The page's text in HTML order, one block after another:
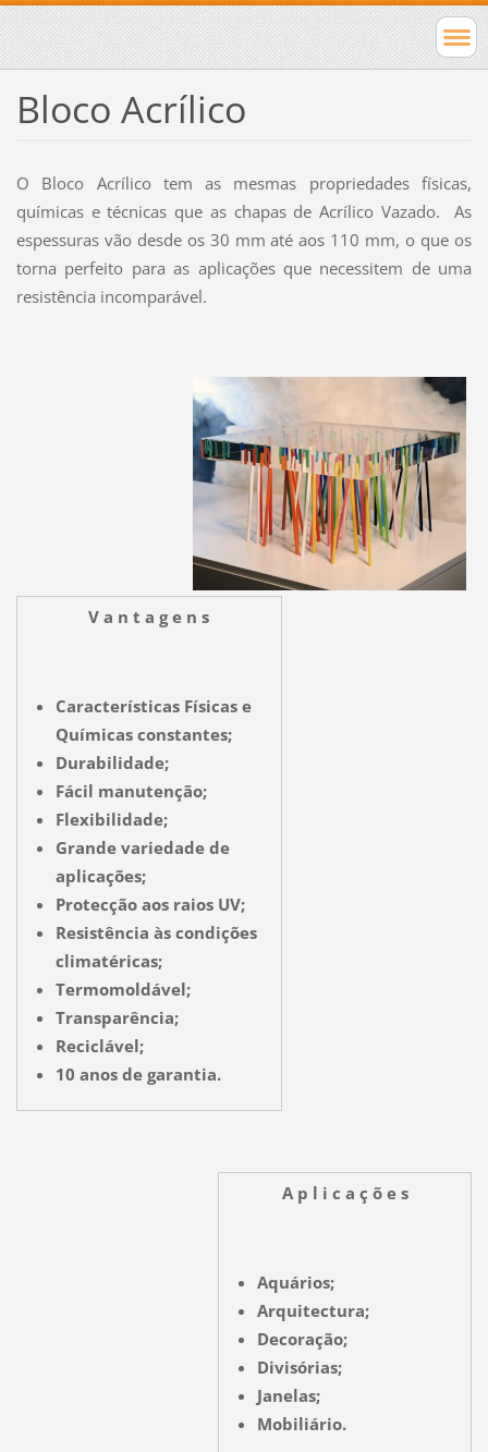
Bloco Acrílico
O Bloco Acrílico tem as mesmas propriedades físicas,
químicas e técnicas que as chapas de Acrílico Vazado. As
espessuras vão desde os 30 mm até aos 110 mm, o que os
torna perfeito para as aplicações que necessitem de uma
resistência incomparável.
V a n t a g e n s
Características Físicas e
Químicas constantes;
Durabilidade;
Fácil manutenção;
Flexibilidade;
Grande variedade de
aplicações;
Protecção aos raios UV;
Resistência às condições
climatéricas;
Termomoldável;
Transparência;
Reciclável;
10 anos de garantia.
A p l i c a ç õ e s
Aquários;
Arquitectura;
Decoração;
Divisórias;
Janelas;
Mobiliário.